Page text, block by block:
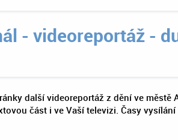
- videoreportáž -
další videoreportáž z dění ve městě
část i ve Vaší televizi. Časy